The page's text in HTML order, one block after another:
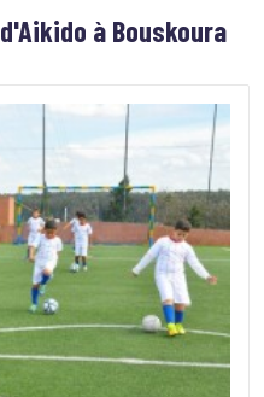
à Bouskoura